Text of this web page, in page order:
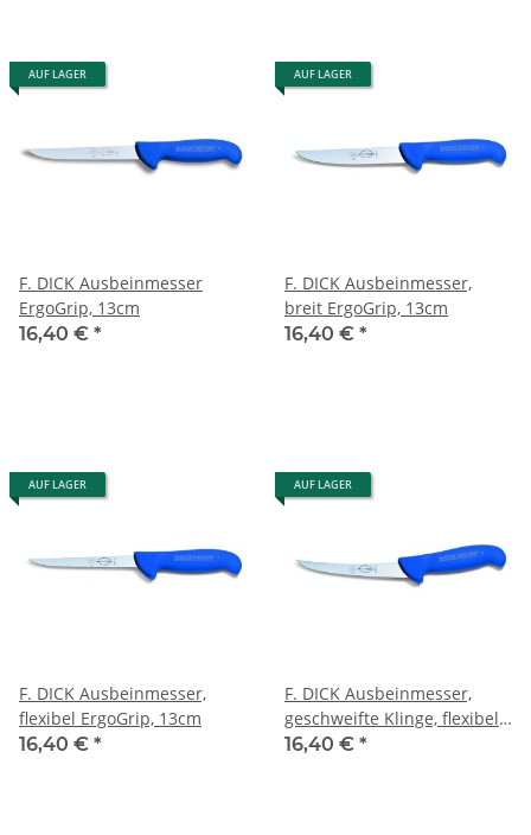
AUF LAGER
F. DICK Ausbeinmesser
ErgoGrip, 13cm
16,40 € *
AUF LAGER
F. DICK Ausbeinmesser,
breit ErgoGrip, 13cm
16,40 € *
AUF LAGER
F. DICK Ausbeinmesser,
flexibel ErgoGrip, 13cm
16,40 € *
AUF LAGER
F. DICK Ausbeinmesser,
geschweifte Klinge, flexibel
ErgoGrip, 13cm
16,40 € *